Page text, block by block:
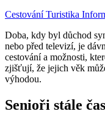
CestováníTuristika
Doba, kdy byl důchod
nebo před televizí, je
cestování a možnosti,
zjišťují, že jejich věk
výhodou.
Senioři stále